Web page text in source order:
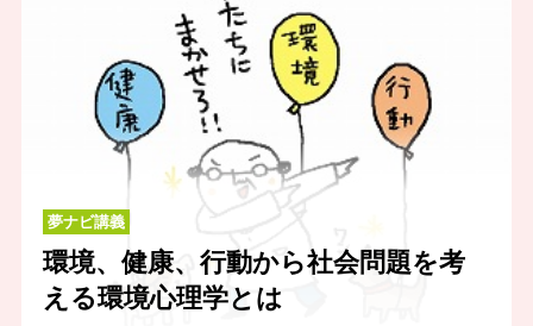
夢ナビ講義
環境、健康、行動から社会問題を考
える環境心理学とは